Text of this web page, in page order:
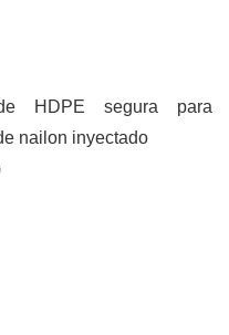
HDPE segura para
nailon inyectado